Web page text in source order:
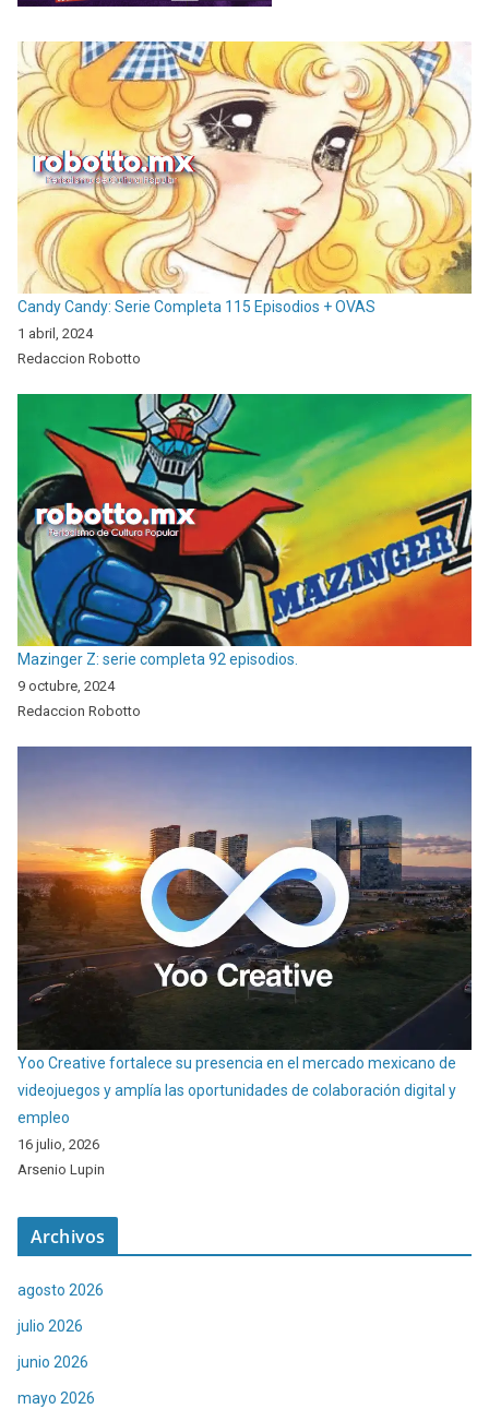
Candy Candy: Serie Completa 115 Episodios + OVAS
1 abril, 2024
Redaccion Robotto
Mazinger Z: serie completa 92 episodios.
9 octubre, 2024
Redaccion Robotto
Yoo Creative fortalece su presencia en el mercado mexicano de
videojuegos y amplía las oportunidades de colaboración digital y
empleo
16 julio, 2026
Arsenio Lupin
Archivos
agosto 2026
julio 2026
junio 2026
mayo 2026